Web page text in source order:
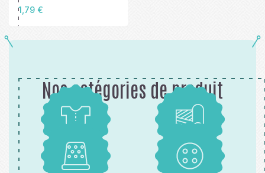
Prix
1,79 €
Nos catégories de produit
Patrons Tissus
Mercerie Boutons